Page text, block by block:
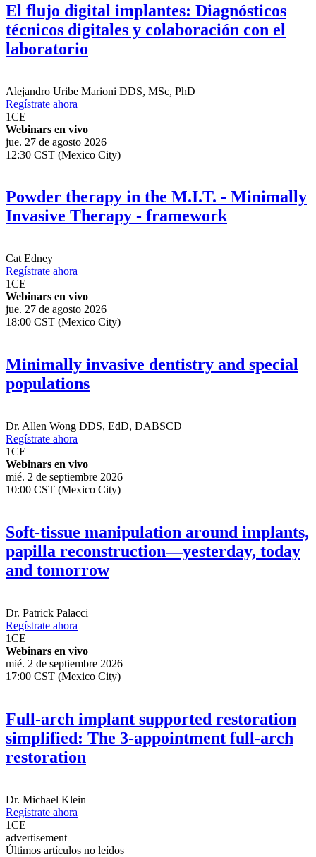
El flujo digital implantes: Diagnósticos
técnicos digitales y colaboración con el
laboratorio
Alejandro Uribe Marioni DDS, MSc, PhD
Regístrate ahora
1CE
Webinars en vivo
jue. 27 de agosto 2026
12:30 CST (Mexico City)
Powder therapy in the M.I.T. - Minimally
Invasive Therapy - framework
Cat Edney
Regístrate ahora
1CE
Webinars en vivo
jue. 27 de agosto 2026
18:00 CST (Mexico City)
Minimally invasive dentistry and special
populations
Dr. Allen Wong DDS, EdD, DABSCD
Regístrate ahora
1CE
Webinars en vivo
mié. 2 de septiembre 2026
10:00 CST (Mexico City)
Soft-tissue manipulation around implants,
papilla reconstruction—yesterday, today
and tomorrow
Dr. Patrick Palacci
Regístrate ahora
1CE
Webinars en vivo
mié. 2 de septiembre 2026
17:00 CST (Mexico City)
Full-arch implant supported restoration
simplified: The 3-appointment full-arch
restoration
Dr. Michael Klein
Regístrate ahora
1CE
advertisement
Últimos artículos no leídos